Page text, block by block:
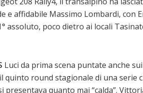
e affidabile Massimo Lombardi, con
assoluto, poco dietro ai locali
Luci da prima scena puntate anche
quinto round stagionale di una serie
presentava quanto mai “calda”.